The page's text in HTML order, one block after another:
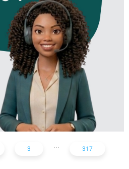
A ‘ALINE’,
VIRTUAL DO
7
3 ... 317